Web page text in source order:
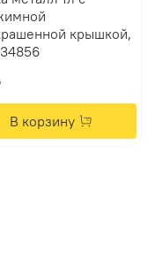
крышкой,
В корзину